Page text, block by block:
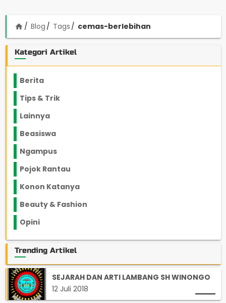
home Blog Tags cemas-berlebihan
Kategori Artikel
Berita
Tips & Trik
Lainnya
Beasiswa
Ngampus
Pojok Rantau
Konon Katanya
Beauty & Fashion
Opini
Trending Artikel
SEJARAH DAN ARTI LAMBANG SH WINONGO
12 Juli 2018